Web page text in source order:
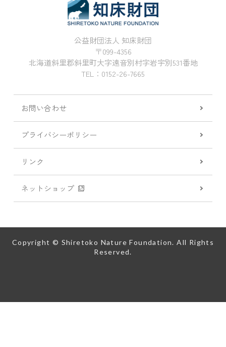
公益財団法人 知床財団
〒099-4356
北海道斜里郡斜里町大字遠音別村字岩宇別531番地
TEL：0152-26-7665
お問い合わせ
プライバシーポリシー
リンク
ネットショップ
Copyright © Shiretoko Nature Foundation. All Rights
Reserved.